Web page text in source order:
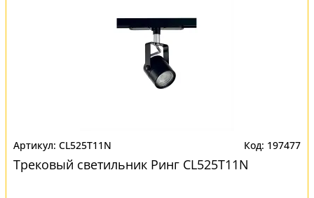
CL525T11N 197477
Трековый светильник Ринг CL525T11N